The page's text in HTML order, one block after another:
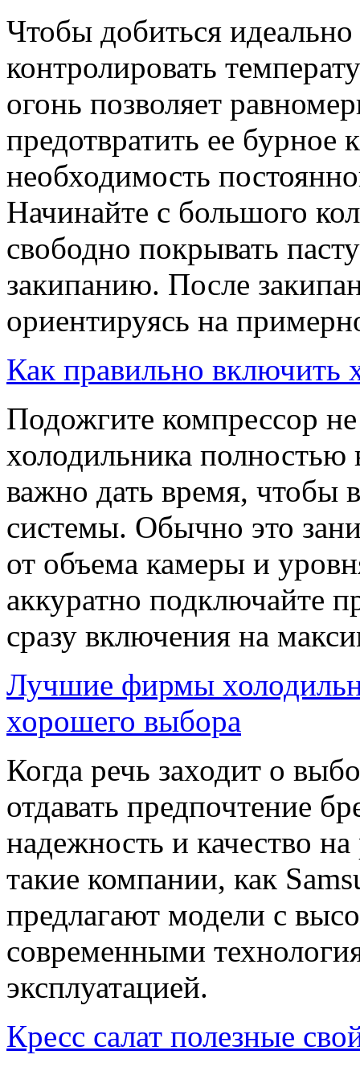
Чтобы добиться
контролировать
огонь позволяет
предотвратить ее бурное
необходимость
Начинайте с большого
свободно покрывать
закипанию. После
ориентируясь на
Как правильно включить
Подожгите компрессор
холодильника полностью
важно дать время, чтобы
системы. Обычно это
от объема камеры и
аккуратно подключайте
сразу включения на
Лучшие фирмы
хорошего выбора
Когда речь заходит о
отдавать предпочтение
надежность и качество
такие компании, как
предлагают модели с
современными
эксплуатацией.
Кресс салат полезные